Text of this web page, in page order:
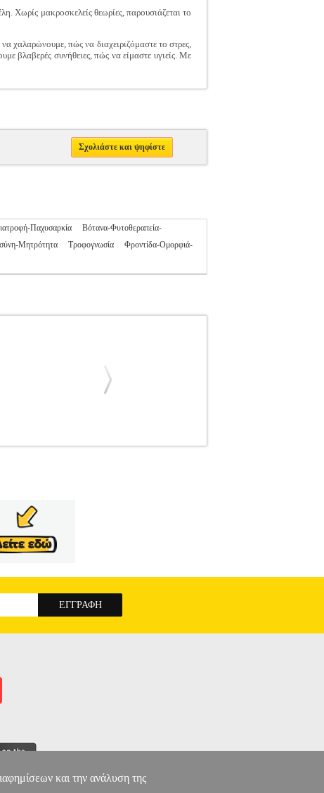
Χωρίς μακροσκελείς θεωρίες, παρουσιάζεται το
χαλαρώνουμε, πώς να διαχειριζόμαστε το στρες,
βλαβερές συνήθειες, πώς να είμαστε υγιείς. Με
Σχολιάστε και ψηφίστε
Παχυσαρκία
Βότανα-Φυτοθεραπεία-
Μητρότητα Τροφογνωσία
Φροντίδα-Ομορφιά-
απλές πρακτικές που όλοι μπορούμε να
απόσταγμα διαχρονικών αρχών και κανόνων
πώς να διατηρούμε το φυσιολογικό
να κινούμαστε, πώς να έχουμε ενέργεια, πώς
πώς να Ζούμε.
και την ανάλυση της